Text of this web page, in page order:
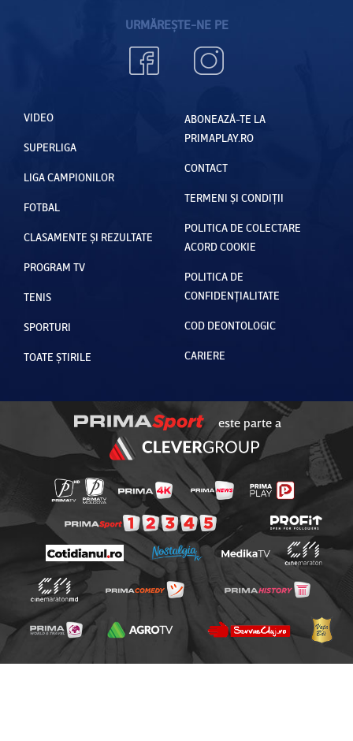
URMĂREȘTE-NE PE
VIDEO
SUPERLIGA
LIGA CAMPIONILOR
FOTBAL
CLASAMENTE ȘI REZULTATE
PROGRAM TV
TENIS
SPORTURI
TOATE ȘTIRILE
ABONEAZĂ-TE LA
PRIMAPLAY.RO
CONTACT
TERMENI ȘI CONDIȚII
POLITICA DE COLECTARE
ACORD COOKIE
POLITICA DE
CONFIDENȚIALITATE
COD DEONTOLOGIC
CARIERE
este parte a